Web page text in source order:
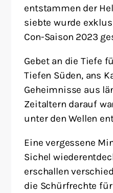
entstammen der
siebte wurde
Con-Saison 2023
Gebet an die Tiefe
Tiefen Süden, ans
Geheimnisse aus
Zeitaltern darauf
unter den Wellen
Eine vergessene
Sichel
erschallen
die Schürfrechte